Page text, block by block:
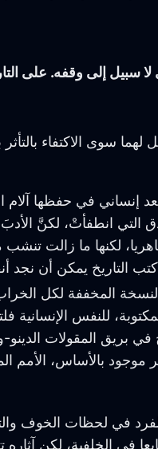
سبيل إلى وقفه. على
سوى الاكتفاء بالتأثر
إنساني في حفظها آلام
التي انطفأتْ، لكنَّ
لكنها ما زالت تنشب
التاريخ يمكن أن نجد
المخففة لكل
للنفس الإنسانية فلتر
بريق المقولات
بالأساس، الأمم
في لحظات الخوف
الخلفية، لكن آثاره